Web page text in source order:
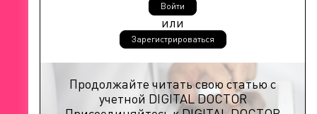
Войти
или
Зарегистрироваться
Продолжайте читать свою статью с
учетной DIGITAL DOCTOR